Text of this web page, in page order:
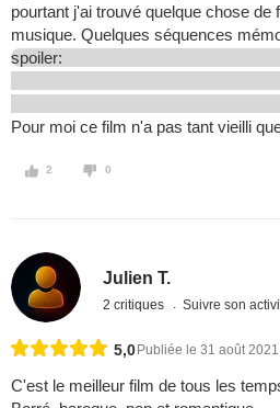
pourtant j'ai trouvé quelque chose de
musique. Quelques séquences
spoiler:
Pour moi ce film n'a pas tant vieilli
2 0
Julien T.
2 critiques Suivre son
5,0 Publiée le 31 août 2021
C'est le meilleur film de tous les